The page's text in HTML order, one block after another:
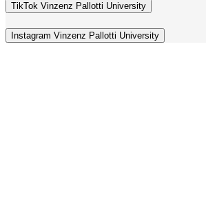
TikTok Vinzenz Pallotti University
Instagram Vinzenz Pallotti University